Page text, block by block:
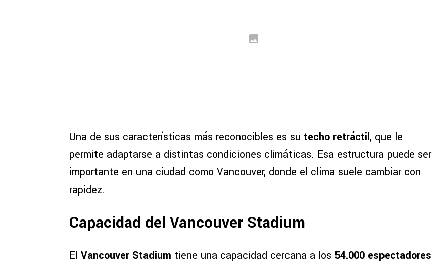
Una de sus características más reconocibles es su techo retráctil, que le
permite adaptarse a distintas condiciones climáticas. Esa estructura puede ser
importante en una ciudad como Vancouver, donde el clima suele cambiar con
rapidez.
Capacidad del Vancouver Stadium
El Vancouver Stadium tiene una capacidad cercana a los 54.000 espectadores